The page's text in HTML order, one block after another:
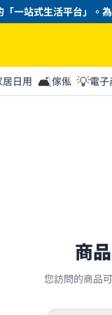
式生活平台」。為顧
居日用 🛋️傢俬 💡電子
商
您訪問的商品